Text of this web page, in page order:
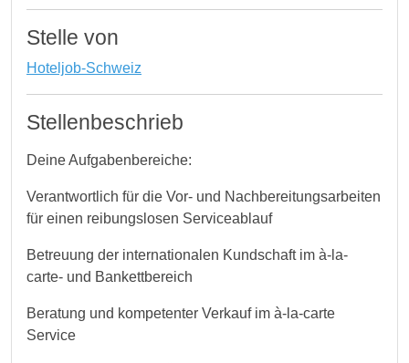
Stelle von
Hoteljob-Schweiz
Stellenbeschrieb
Deine Aufgabenbereiche:
Verantwortlich für die Vor- und Nachbereitungsarbeiten
für einen reibungslosen Serviceablauf
Betreuung der internationalen Kundschaft im à-la-
carte- und Bankettbereich
Beratung und kompetenter Verkauf im à-la-carte
Service